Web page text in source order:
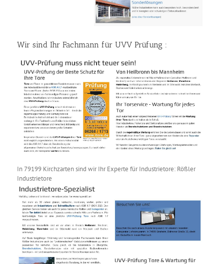
Wir sind Ihr Fachmann für UVV Prüfung :
In 79199 Kirchzarten sind wir Ihr Experte für Industrietore: Rößler
Industrietore